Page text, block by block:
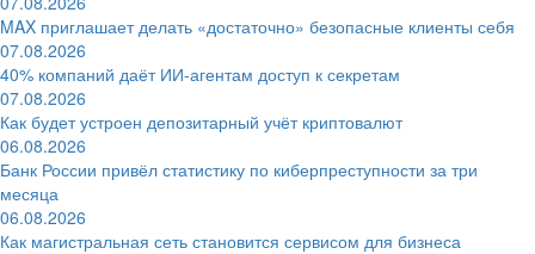
MAX приглашает делать «достаточно» безопасные клиенты себя
07.08.2026
40% компаний даёт ИИ‑агентам доступ к секретам
07.08.2026
Как будет устроен депозитарный учёт криптовалют
06.08.2026
Банк России привёл статистику по киберпреступности за три
месяца
06.08.2026
Как магистральная сеть становится сервисом для бизнеса